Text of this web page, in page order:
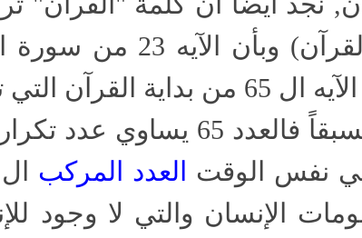
23 من سورة الإنسان"
" هي الآيه ال 65 من بداية
مره أخرى وكما ذكرت مسبقاً
نفس الوقت العدد المركب
الإنسان والتي لا وجود